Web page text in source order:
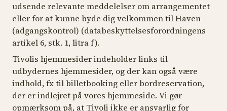
udsende relevante meddelelser om arrangementet
eller for at kunne byde dig velkommen til Haven
(adgangskontrol) (databeskyttelsesforordningens
artikel 6, stk. 1, litra f).
Tivolis hjemmesider indeholder links til
udbydernes hjemmesider, og der kan også være
indhold, fx til billetbooking eller bordreservation,
der er indlejret på vores hjemmeside. Vi gør
opmærksom på, at Tivoli ikke er ansvarlig for